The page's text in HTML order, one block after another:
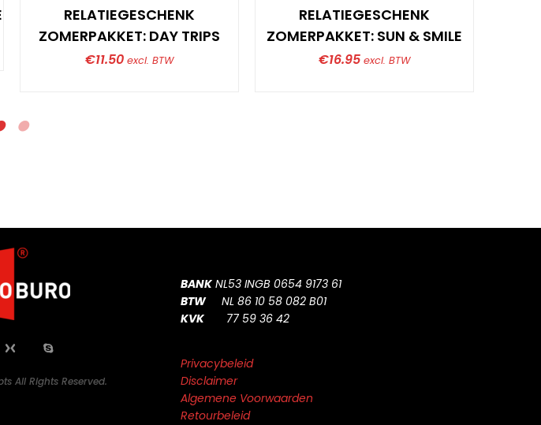
RELATIEGESCHENK
ZOMERPAKKET: DAY TRIPS
€11.50 excl. BTW
RELATIEGESCHENK
ZOMERPAKKET: SUN & SMILE
€16.95 excl. BTW
BANK NL53 INGB 0654 9173 61
BTWNL 86 10 58 082 B01
KVK 77 59 36 42
Privacybeleid
Disclaimer
Algemene Voorwaarden
Retourbeleid
All Rights Reserved.